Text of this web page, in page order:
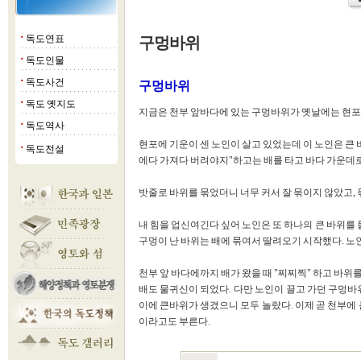
■ 독도연표
■ 독도인물
■ 독도사건
■ 독도 옛지도
■ 독도역사
■ 독도전설
구멍바위
구멍바위
지금은 천부 앞바다에 있는 구멍바위가 옛날에는 현
현포에 기운이 센 노인이 살고 있었는데 이 노인은
에다 가져다 버려야지"하고는 배를 타고 바다 가운데
밧줄로 바위를 묶었더니 너무 커서 잘 묶이지 않았고
내 힘을 업신여긴다 싶어 노인은 또 하나의 큰 바위
구멍이 난 바위는 배에 묶여서 딸려오기 시작했다.
천부 앞 바다에까지 배가 왔을 때 "찌찌찍" 하고 바위
배도 물귀신이 되었다. 다만 노인이 끌고 가던 구멍
이에 큰바위가 생겼으니 모두 놀랐다. 이제 곧 천부
이라고도 부른다.